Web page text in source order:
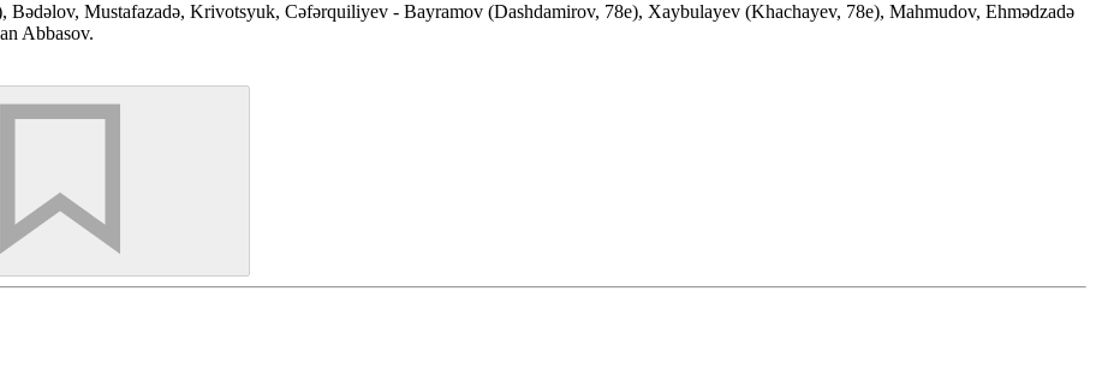
Bədəlov, Mustafazadə, Krivotsyuk, Cəfərquiliyev - Bayramov (Dashdamirov, 78e), Xaybulayev (Khachayev, 78e), Mahmudov, Ehmədzadə
Abbasov.